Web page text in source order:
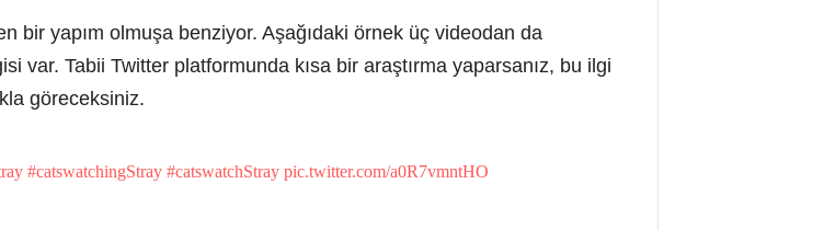
bir yapım olmuşa benziyor. Aşağıdaki örnek üç videodan da
var. Tabii Twitter platformunda kısa bir araştırma yaparsanız, bu ilgi
göreceksiniz.
#catswatchingStray #catswatchStray pic.twitter.com/a0R7vmntHO